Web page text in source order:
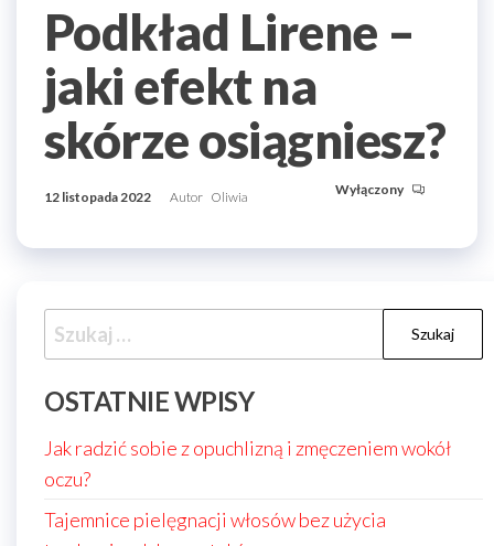
Podkład Lirene –
jaki efekt na
skórze osiągniesz?
12 listopada 2022 Autor Oliwia Wyłączony
Szukaj:
OSTATNIE WPISY
Jak radzić sobie z opuchlizną i zmęczeniem wokół
oczu?
Tajemnice pielęgnacji włosów bez użycia